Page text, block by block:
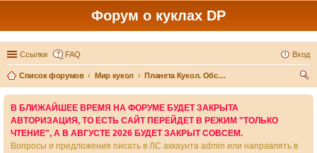
Форум о куклах DP
Ссылки FAQ Вход
Список форумов Мир кукол
Планета Кукол. Обсуждаем новые публикации на сайте DP
В БЛИЖАЙШЕЕ ВРЕМЯ НА ФОРУМЕ БУДЕТ ЗАКРЫТА
АВТОРИЗАЦИЯ, ТО ЕСТЬ САЙТ ПЕРЕЙДЕТ В РЕЖИМ "ТОЛЬКО
ЧТЕНИЕ", А В АВГУСТЕ 2026 БУДЕТ ЗАКРЫТ СОВСЕМ.
Вопросы и предложения писать в ЛС аккаунта admin или направлять в